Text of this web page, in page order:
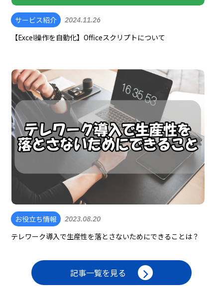
サービス紹介 2024.11.26
【Excel操作を自動化】Officeスクリプトについて
お役立ち情報 2023.08.20
テレワーク導入で生産性を落とさないためにできることは？
記事一覧を見る